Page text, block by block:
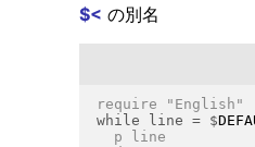
$< の別名
while line = $
  p line